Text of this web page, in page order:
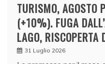
TURISMO, AGOSTO
(+10%). FUGA
LAGO, RISCOPERTA
31 Luglio 2026